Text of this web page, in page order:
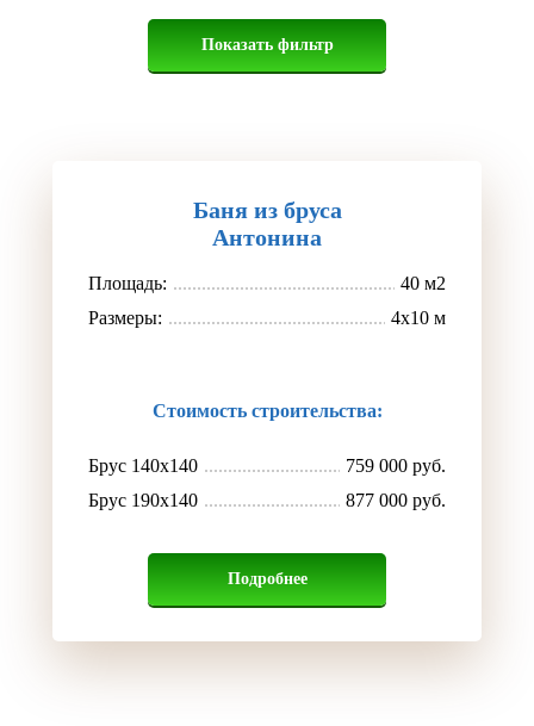
Показать фильтр
Баня из бруса
Антонина
Площадь:
40 м2
Размеры:
4х10 м
Стоимость строительства:
Брус 140х140
759 000 руб.
Брус 190х140
877 000 руб.
Подробнее